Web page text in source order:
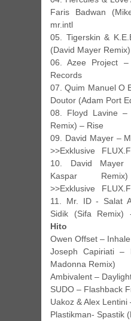
Faris Badwan
mr.intl
05. Tigerskin &
(David Mayer
06. Azee Project
Records
07. Quim Manuel O
Doutor (Adam Port
08. Floyd Lavine –
Remix) – Rise
09. David Mayer –
>>Exklusive
10. David Mayer
Kaspar
>>Exklusive
11. Mr. ID - Salat
Sidik (Sifa Remix)
Hito
Owen Offset – Inhale
Joseph Capiriati –
Madonna Remix)
Ambivalent –
SUDO – Flashback
Uakoz & Alex Lentini
Plastikman- Spastik